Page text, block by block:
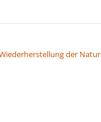
der Natur